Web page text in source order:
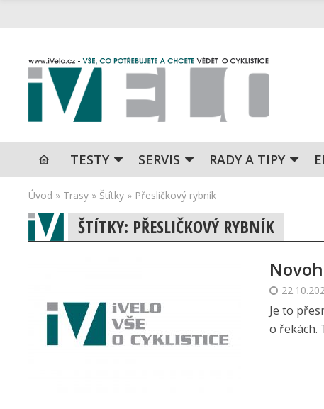
TESTY SERVIS RADY A TIPY
Úvod » Trasy » Štítky » Přesličkový rybník
ŠTÍTKY: PŘESLIČKOVÝ RYBNÍK
Je to
o řekách.